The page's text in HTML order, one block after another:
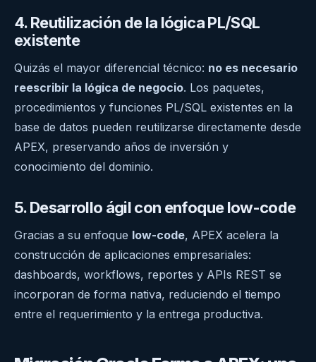
4. Reutilización de la lógica PL/SQL
existente
Quizás el mayor diferencial técnico: no es necesario
reescribir la lógica de negocio. Los paquetes,
procedimientos y funciones PL/SQL existentes en la
base de datos pueden reutilizarse directamente desde
APEX, preservando años de inversión y
conocimiento del dominio.
5. Desarrollo ágil con enfoque low-code
Gracias a su enfoque low-code, APEX acelera la
construcción de aplicaciones empresariales:
dashboards, workflows, reportes y APIs REST se
incorporan de forma nativa, reduciendo el tiempo
entre el requerimiento y la entrega productiva.